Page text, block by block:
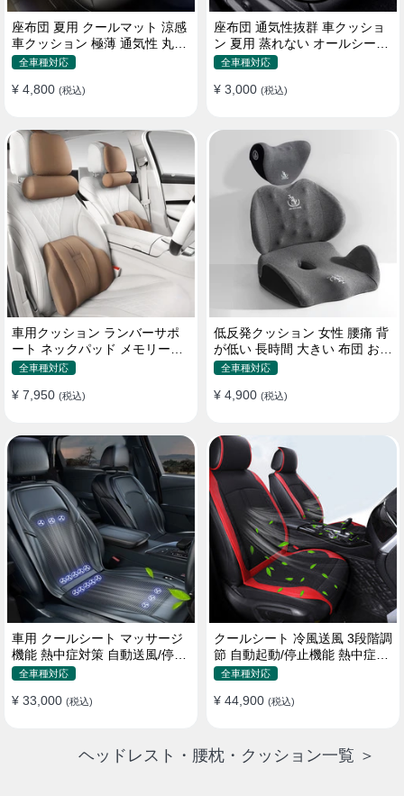
座布団 夏用 クールマット 涼感
車クッション 極薄 通気性 丸洗
いOK すずしい
全車種対応
¥ 4,800 (税込)
座布団 通気性抜群 車クッショ
ン 夏用 蒸れない オールシーズ
ン おしゃれ
全車種対応
¥ 3,000 (税込)
車用クッション ランバーサポ
ート ネックパッド メモリーフ
ォーム 疲労回復
全車種対応
¥ 7,950 (税込)
低反発クッション 女性 腰痛 背
が低い 長時間 大きい 布団 おし
ゃれ 運転 疲労回復
全車種対応
¥ 4,900 (税込)
車用 クールシート マッサージ
機能 熱中症対策 自動送風/停止
機能 24個強力ファン 取付簡単
全車種対応
¥ 33,000 (税込)
クールシート 冷風送風 3段階調
節 自動起動/停止機能 熱中症対
策 夏 暑さ対策 取付簡単
全車種対応
¥ 44,900 (税込)
ヘッドレスト・腰枕・クッション一覧 ＞